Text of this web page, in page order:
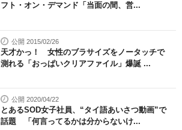
フト・オン・デマンド「当面の間、営...
公開 2015/02/26
天才かっ！ 女性のブラサイズをノータッチで
測れる「おっぱいクリアファイル」爆誕 ...
公開 2020/04/22
とあるSOD女子社員、“タイ語あいさつ動画”で
話題 「何言ってるかは分からないけ...